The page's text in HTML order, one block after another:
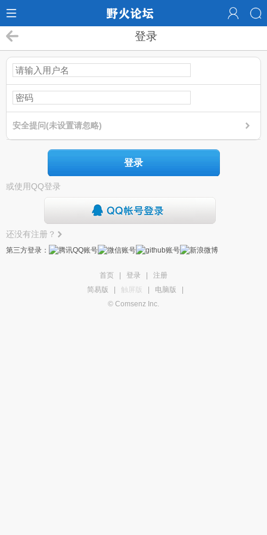
登录
安全提问(未设置请忽略)
登录
或使用QQ登录
还没有注册？
第三方登录：
首页 登录
注册
简易版
触屏版 电脑版
© Comsenz Inc.